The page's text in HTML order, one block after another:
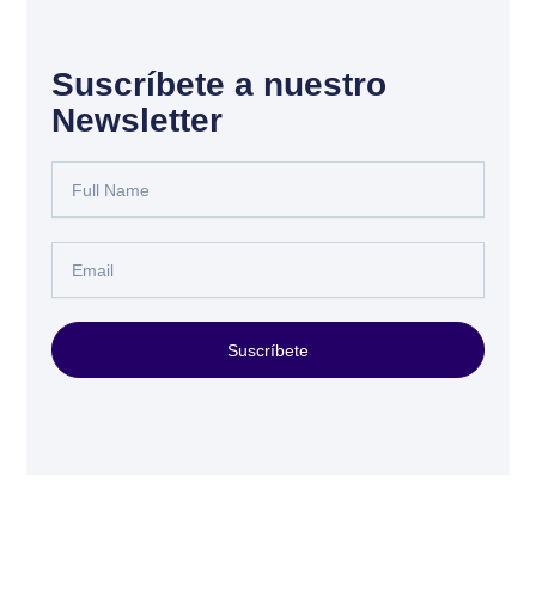
Suscríbete a nuestro
Newsletter
Name
Suscríbete